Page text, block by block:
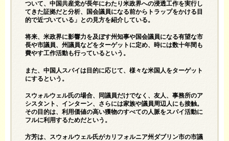
ついて、中国共産党が長年にわたり米政界への浸透工作を実行し
てきた証拠だと分析、国会議員になる前からトラップをかける目
的で近づいている」との見方を紹介している。
将来、米政界に影響力を及ぼす州知事や国会議員になる有望な市
長や市議員、州議員などをターゲットに定め、時には数十年間も
費やす工作活動も行っているという。
また、中国人スパイは目的に応じて、様々な米国人をターゲット
にするという。
スウォルウェル氏の場合、同議員だけでなく、友人、事務所のア
シスタント、インターン、さらには家族や議員周辺人にも接触。
その目的は、利用価値の高い獲物のすべての人脈をスパイ活動に
フルに利用するためだという。
方芳は、スウォルウェル氏がカリフォルニア州ダブリン市の市議